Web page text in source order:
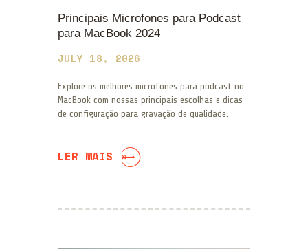
Principais Microfones para Podcast
para MacBook 2024
JULY 18, 2026
Explore os melhores microfones para podcast no
MacBook com nossas principais escolhas e dicas
de configuração para gravação de qualidade.
LER MAIS